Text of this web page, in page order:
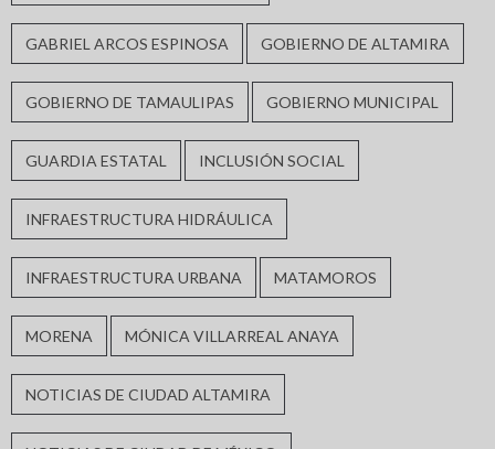
GABRIEL ARCOS ESPINOSA GOBIERNO DE ALTAMIRA
GOBIERNO DE TAMAULIPAS GOBIERNO MUNICIPAL
GUARDIA ESTATAL INCLUSIÓN SOCIAL
INFRAESTRUCTURA HIDRÁULICA
INFRAESTRUCTURA URBANA MATAMOROS
MORENA MÓNICA VILLARREAL ANAYA
NOTICIAS DE CIUDAD ALTAMIRA